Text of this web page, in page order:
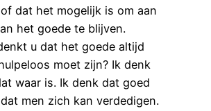
dat het mogelijk is om aan
het goede te blijven.
u dat het goede altijd
moet zijn? Ik denk
waar is. Ik denk dat goed
men zich kan verdedigen.